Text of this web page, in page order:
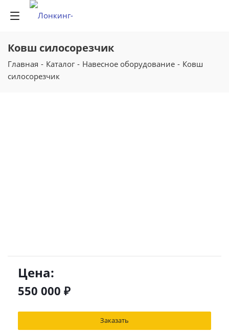
Ковш силосорезчик
Главная - Каталог - Навесное оборудование - Ковш
силосорезчик
Цена:
550 000 ₽
Заказать